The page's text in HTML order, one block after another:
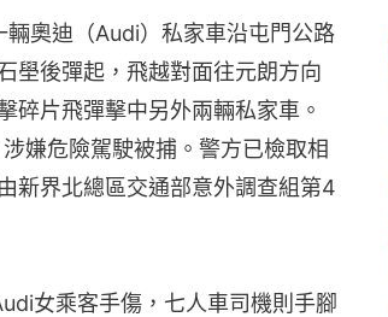
奧迪（Audi）私家車沿屯門公路
壆後彈起，飛越對面往元朗方向
碎片飛彈擊中另外兩輛私家車。
嫌危險駕駛被捕。警方已檢取相
新界北總區交通部意外調查組第4
女乘客手傷，七人車司機則手腳